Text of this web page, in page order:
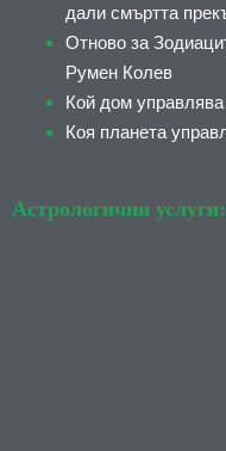
дали смъртта
Отново за
Румен Колев
Кой дом
Коя планета
Астрологични услуги: